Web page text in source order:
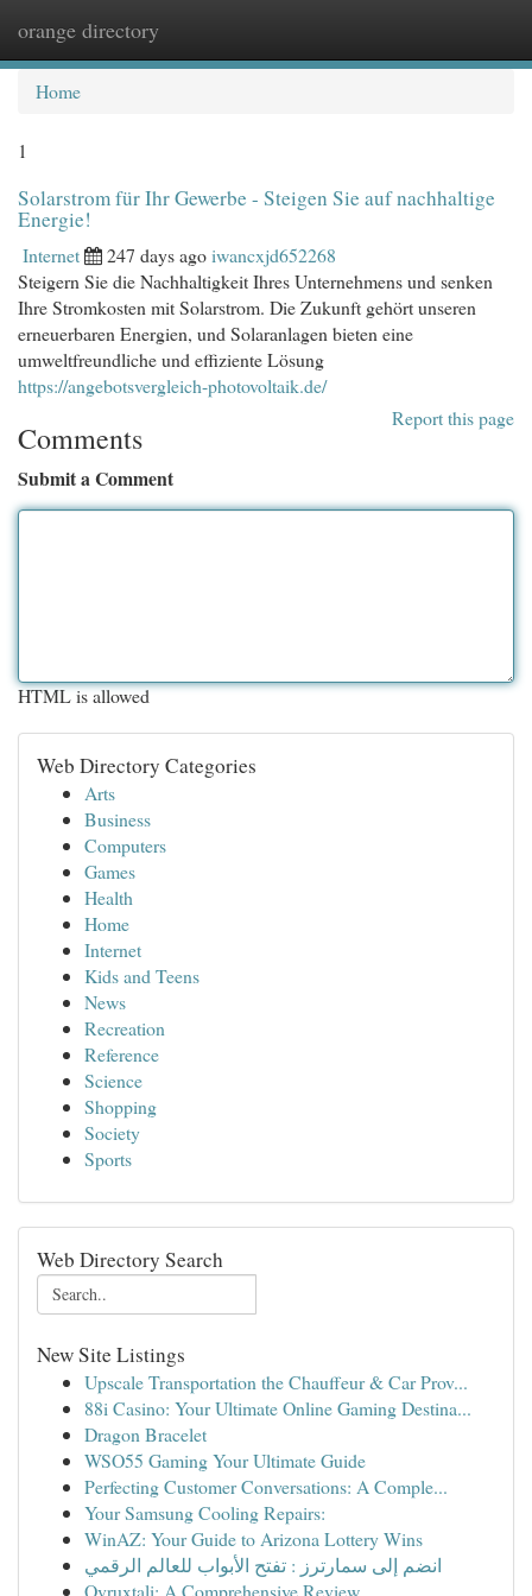
orange directory
Home
1
Solarstrom für Ihr Gewerbe - Steigen Sie auf nachhaltige
Energie!
Internet 247 days agoiwancxjd652268
Steigern Sie die Nachhaltigkeit Ihres Unternehmens und senken
Ihre Stromkosten mit Solarstrom. Die Zukunft gehört unseren
erneuerbaren Energien, und Solaranlagen bieten eine
umweltfreundliche und effiziente Lösung
https://angebotsvergleich-photovoltaik.de/
Report this page
Comments
Submit a Comment
HTML is allowed
Web Directory Categories
Arts
Business
Computers
Games
Health
Home
Internet
Kids and Teens
News
Recreation
Reference
Science
Shopping
Society
Sports
Web Directory Search
New Site Listings
Upscale Transportation the Chauffeur & Car Prov...
88i Casino: Your Ultimate Online Gaming Destina...
Dragon Bracelet
WSO55 Gaming Your Ultimate Guide
Perfecting Customer Conversations: A Comple...
Your Samsung Cooling Repairs:
WinAZ: Your Guide to Arizona Lottery Wins
انضم إلى سمارترز : تفتح الأبواب للعالم الرقمي
Ovruxtali: A Comprehensive Review